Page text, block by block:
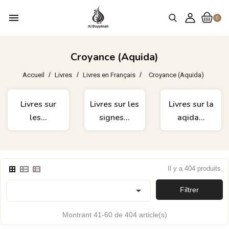
0
menu
Croyance (Aquida)
Accueil Livres Livres en Français Croyance (Aquida)
Livres sur
les...
Livres sur les
signes...
Livres sur la
aqida...
Il y a 404 produits.
 Filtrer
Montrant 41-60 de 404 article(s)